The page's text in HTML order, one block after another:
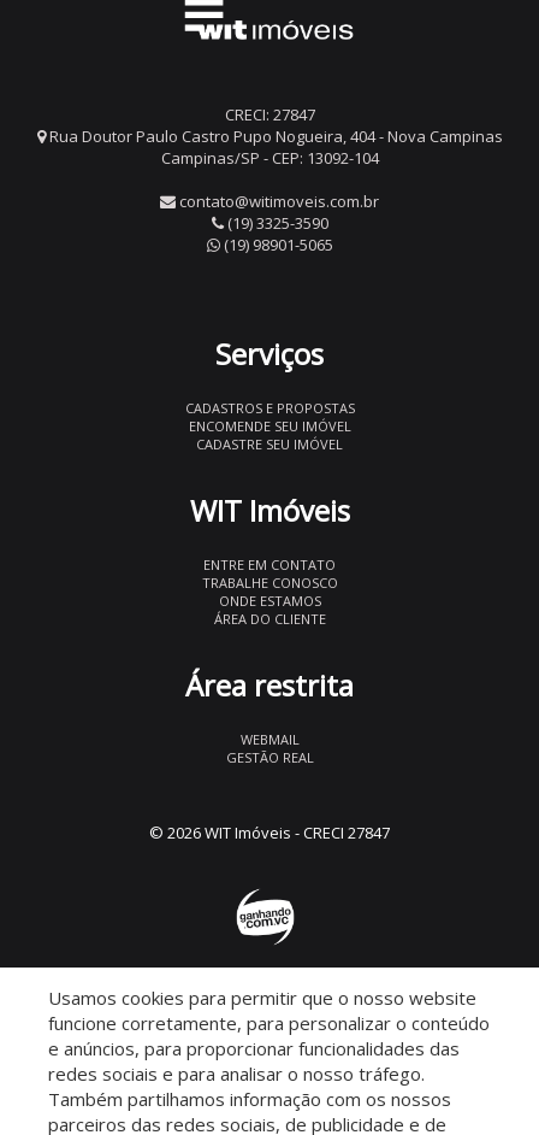
CRECI: 27847
Rua Doutor Paulo Castro Pupo Nogueira, 404 - Nova Campinas
Campinas/SP - CEP: 13092-104
contato@witimoveis.com.br
(19) 3325-3590
(19) 98901-5065
Serviços
CADASTROS E PROPOSTAS
ENCOMENDE SEU IMÓVEL
CADASTRE SEU IMÓVEL
WIT Imóveis
ENTRE EM CONTATO
TRABALHE CONOSCO
ONDE ESTAMOS
ÁREA DO CLIENTE
Área restrita
WEBMAIL
GESTÃO REAL
© 2026 WIT Imóveis - CRECI 27847
Descomplicado por:
Usamos cookies para permitir que o nosso website
funcione corretamente, para personalizar o conteúdo
e anúncios, para proporcionar funcionalidades das
redes sociais e para analisar o nosso tráfego.
Também partilhamos informação com os nossos
parceiros das redes sociais, de publicidade e de